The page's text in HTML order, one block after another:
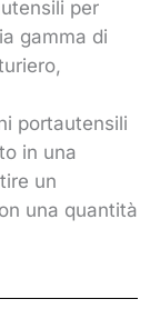
per
gamma di
portautensili
in una
un
una quantità